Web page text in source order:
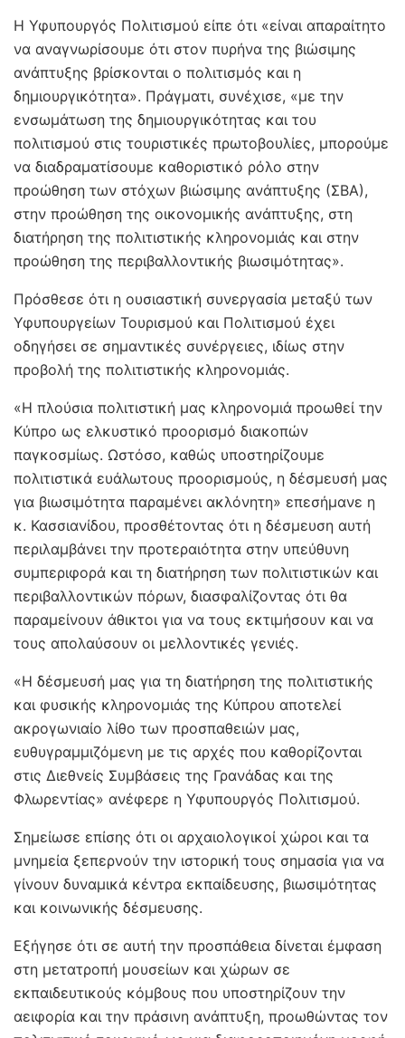
Η Υφυπουργός Πολιτισμού είπε ότι «είναι απαραίτητο
να αναγνωρίσουμε ότι στον πυρήνα της βιώσιμης
ανάπτυξης βρίσκονται ο πολιτισμός και η
δημιουργικότητα». Πράγματι, συνέχισε, «με την
ενσωμάτωση της δημιουργικότητας και του
πολιτισμού στις τουριστικές πρωτοβουλίες, μπορούμε
να διαδραματίσουμε καθοριστικό ρόλο στην
προώθηση των στόχων βιώσιμης ανάπτυξης (ΣΒΑ),
στην προώθηση της οικονομικής ανάπτυξης, στη
διατήρηση της πολιτιστικής κληρονομιάς και στην
προώθηση της περιβαλλοντικής βιωσιμότητας».
Πρόσθεσε ότι η ουσιαστική συνεργασία μεταξύ των
Υφυπουργείων Τουρισμού και Πολιτισμού έχει
οδηγήσει σε σημαντικές συνέργειες, ιδίως στην
προβολή της πολιτιστικής κληρονομιάς.
«Η πλούσια πολιτιστική μας κληρονομιά προωθεί την
Κύπρο ως ελκυστικό προορισμό διακοπών
παγκοσμίως. Ωστόσο, καθώς υποστηρίζουμε
πολιτιστικά ευάλωτους προορισμούς, η δέσμευσή μας
για βιωσιμότητα παραμένει ακλόνητη» επεσήμανε η
κ. Κασσιανίδου, προσθέτοντας ότι η δέσμευση αυτή
περιλαμβάνει την προτεραιότητα στην υπεύθυνη
συμπεριφορά και τη διατήρηση των πολιτιστικών και
περιβαλλοντικών πόρων, διασφαλίζοντας ότι θα
παραμείνουν άθικτοι για να τους εκτιμήσουν και να
τους απολαύσουν οι μελλοντικές γενιές.
«Η δέσμευσή μας για τη διατήρηση της πολιτιστικής
και φυσικής κληρονομιάς της Κύπρου αποτελεί
ακρογωνιαίο λίθο των προσπαθειών μας,
ευθυγραμμιζόμενη με τις αρχές που καθορίζονται
στις Διεθνείς Συμβάσεις της Γρανάδας και της
Φλωρεντίας» ανέφερε η Υφυπουργός Πολιτισμού.
Σημείωσε επίσης ότι οι αρχαιολογικοί χώροι και τα
μνημεία ξεπερνούν την ιστορική τους σημασία για να
γίνουν δυναμικά κέντρα εκπαίδευσης, βιωσιμότητας
και κοινωνικής δέσμευσης.
Εξήγησε ότι σε αυτή την προσπάθεια δίνεται έμφαση
στη μετατροπή μουσείων και χώρων σε
εκπαιδευτικούς κόμβους που υποστηρίζουν την
αειφορία και την πράσινη ανάπτυξη, προωθώντας τον